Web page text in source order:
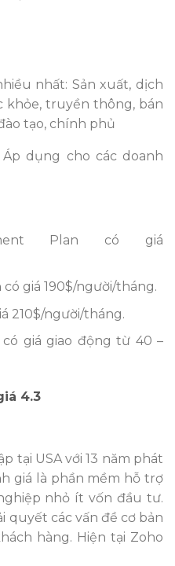
nhất: Sản xuất, dịch
khỏe, truyền thông, bán
tạo, chính phủ
dụng cho các doanh
Plan có giá
giá 190$/người/tháng.
210$/người/tháng.
giá giao động từ 40 –
4.3
tại USA với 13 năm phát
giá là phần mềm hỗ trợ
nhỏ ít vốn đầu tư.
quyết các vấn đề cơ bản
hàng. Hiện tại Zoho